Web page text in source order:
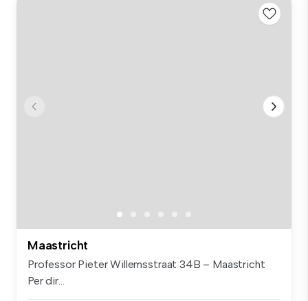
Maastricht
Professor Pieter Willemsstraat 34B – Maastricht
Per dir...